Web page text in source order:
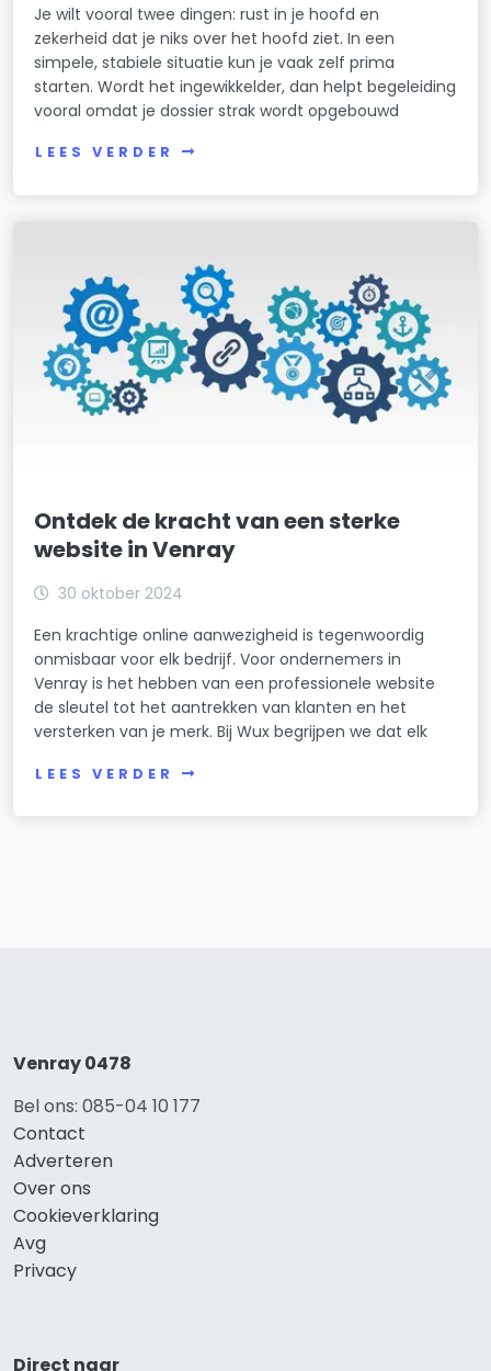
Je wilt vooral twee dingen: rust in je hoofd en
zekerheid dat je niks over het hoofd ziet. In een
simpele, stabiele situatie kun je vaak zelf prima
starten. Wordt het ingewikkelder, dan helpt begeleiding
vooral omdat je dossier strak wordt opgebouwd
LEES VERDER
Ontdek de kracht van een sterke
website in Venray
30 oktober 2024
Een krachtige online aanwezigheid is tegenwoordig
onmisbaar voor elk bedrijf. Voor ondernemers in
Venray is het hebben van een professionele website
de sleutel tot het aantrekken van klanten en het
versterken van je merk. Bij Wux begrijpen we dat elk
LEES VERDER
Venray 0478
Bel ons: 085-04 10 177
Contact
Adverteren
Over ons
Cookieverklaring
Avg
Privacy
Direct naar